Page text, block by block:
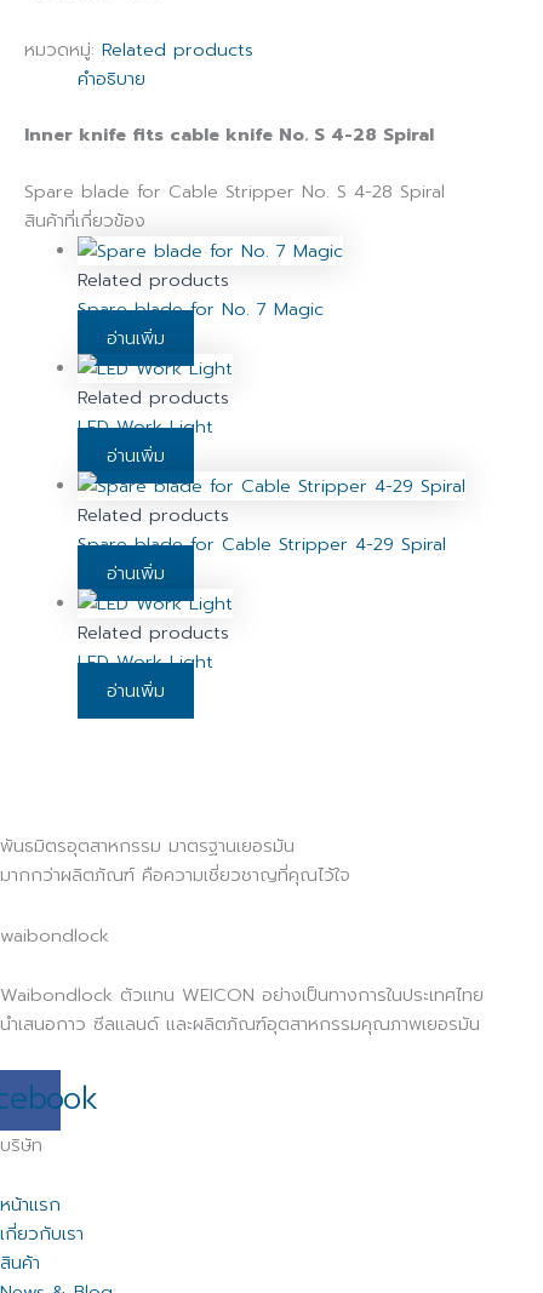
หมวดหมู่: Related products
คำอธิบาย
Inner knife fits cable knife No. S 4-28 Spiral
Spare blade for Cable Stripper No. S 4-28 Spiral
สินค้าที่เกี่ยวข้อง
Related products
Spare blade for No. 7 Magic
อ่านเพิ่ม
Related products
LED Work Light
อ่านเพิ่ม
Related products
Spare blade for Cable Stripper 4-29 Spiral
อ่านเพิ่ม
Related products
LED Work Light
อ่านเพิ่ม
พันธมิตรอุตสาหกรรม มาตรฐานเยอรมัน
มากกว่าผลิตภัณฑ์ คือความเชี่ยวชาญที่คุณไว้ใจ
waibondlock
Waibondlock ตัวแทน WEICON อย่างเป็นทางการในประเทศไทย
นำเสนอกาว ซีลแลนด์ และผลิตภัณฑ์อุตสาหกรรมคุณภาพเยอรมัน
บริษัท
หน้าแรก
เกี่ยวกับเรา
สินค้า